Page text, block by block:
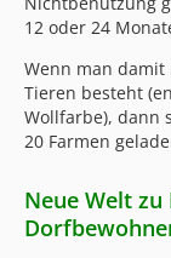
12 oder 24
Wenn man damit
Tieren besteht
Wollfarbe), dann
20 Farmen
Neue Welt